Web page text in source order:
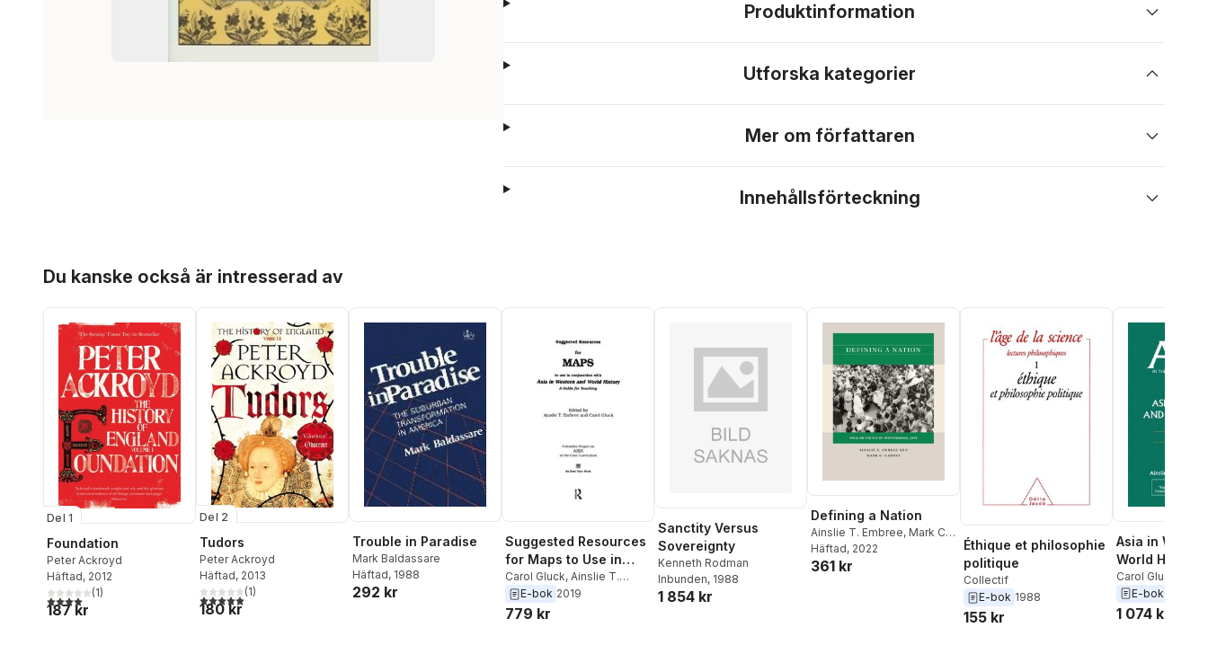
Produktinformation
Utforska kategorier
Mer om författaren
Innehållsförteckning
Du kanske också är intresserad av
Del 1
Foundation
Peter Ackroyd
Häftad, 2012
4,0utav 5 stjärnor. Totalt antal röster:
(1)
187 kr
Del 2
Tudors
Peter Ackroyd
Häftad, 2013
5,0utav 5 stjärnor. Totalt antal röster:
(1)
180 kr
Trouble in Paradise
Mark Baldassare
Häftad, 1988
292 kr
Suggested Resources
for Maps to Use in
Conjunction with Asia
in Western and World
History
Carol Gluck, Ainslie T.
Embree
E-bok 2019
779 kr
Sanctity Versus
Sovereignty
Kenneth Rodman
Inbunden, 1988
1 854 kr
Defining a Nation
Ainslie T. Embree, Mark C.
Carnes
Häftad, 2022
361 kr
Éthique et philosophie
politique
Collectif
E-bok 1988
155 kr
Asia in
World History:
for Teaching
Carol Gluck
Embree
E-bok
1 074 kr